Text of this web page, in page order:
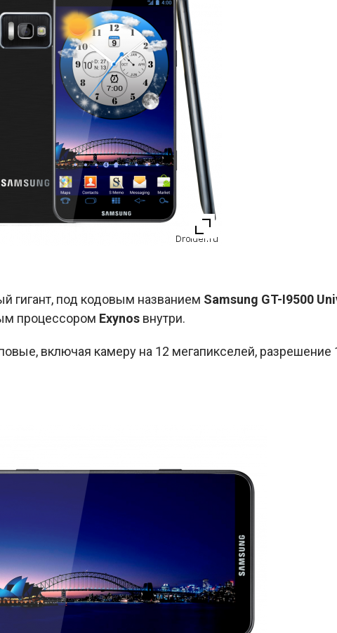
гигант, под кодовым названием Samsung GT-I9500
процессором Exynosвнутри.
включая камеру на 12 мегапикселей, разрешение